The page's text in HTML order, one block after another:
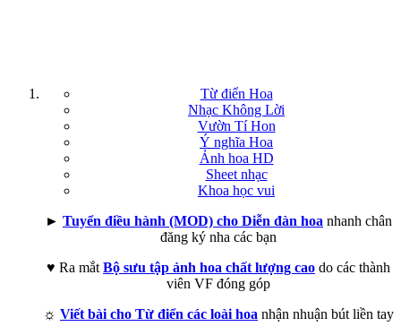
Từ điển Hoa
Nhạc Không Lời
Vườn Tí Hon
Ý nghĩa Hoa
Ảnh hoa HD
Sheet nhạc
Khoa học vui
► Tuyển điều hành (MOD) cho Diễn đàn hoa nhanh chân
đăng ký nha các bạn
♥ Ra mắt Bộ sưu tập ảnh hoa chất lượng cao do các thành
viên VF đóng góp
☼ Viết bài cho Từ điển các loài hoa nhận nhuận bút liền tay